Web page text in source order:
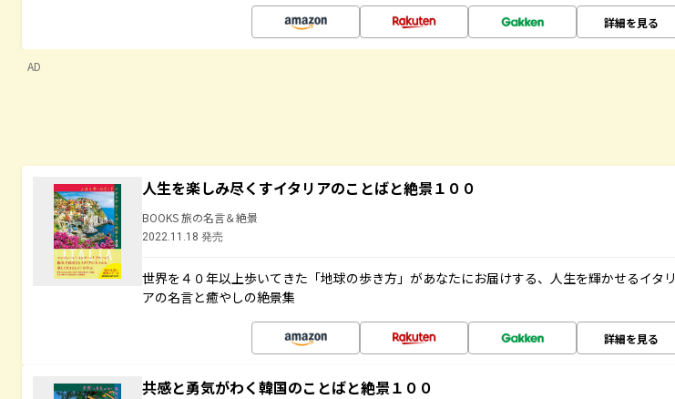
詳細を見る
AD
人生を楽しみ尽くすイタリアのことばと絶景１００
BOOKS 旅の名言＆絶景
2022.11.18 発売
世界を４０年以上歩いてきた「地球の歩き方」があなたにお届けする、人生を輝かせるイタリ
アの名言と癒やしの絶景集
詳細を見る
共感と勇気がわく韓国のことばと絶景１００